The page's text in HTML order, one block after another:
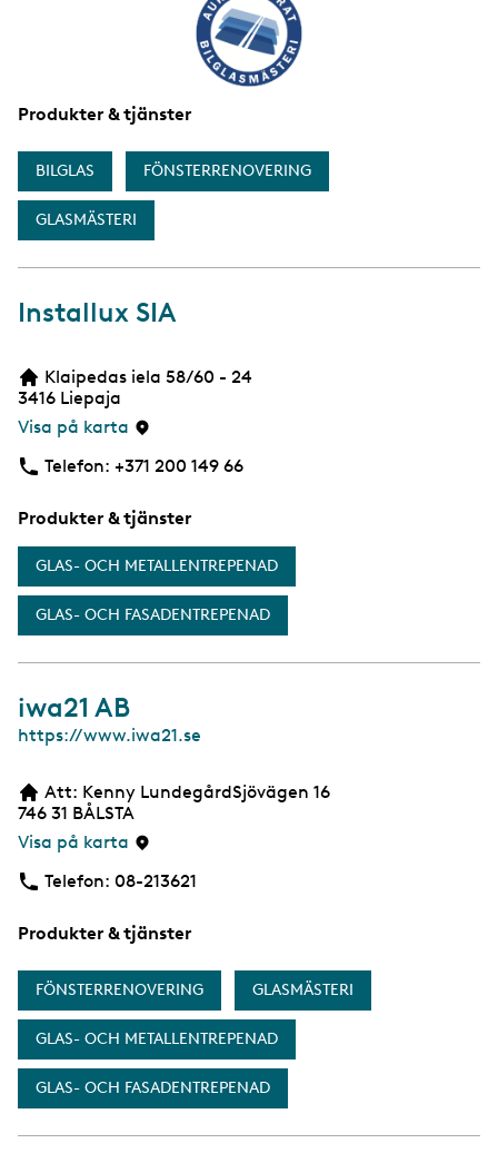
Produkter & tjänster
BILGLAS FÖNSTERRENOVERING
GLASMÄSTERI
Installux SIA
Klaipedas iela 58/60 - 24
3416 Liepaja
Visa på karta
Telefon: Telefon
+371 200 149 66
Produkter & tjänster
GLAS- OCH METALLENTREPENAD
GLAS- OCH FASADENTREPENAD
iwa21 AB
W
b
s
i
a
https://www.iwa21.se
Att: Kenny LundegårdSjövägen 16
746 31 BÅLSTA
Visa på karta
Telefon: Telefon
08-213621
Produkter & tjänster
FÖNSTERRENOVERING GLASMÄSTERI
GLAS- OCH METALLENTREPENAD
GLAS- OCH FASADENTREPENAD